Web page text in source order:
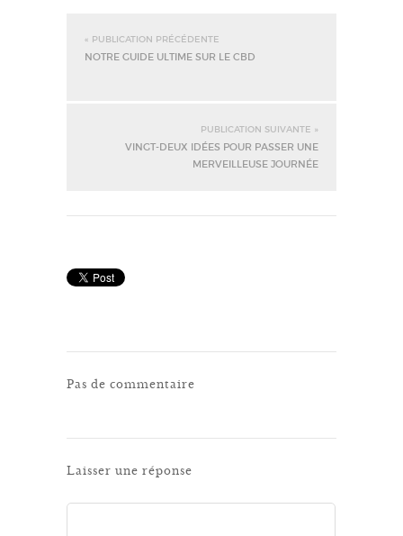
« PUBLICATION PRÉCÉDENTE
NOTRE GUIDE ULTIME SUR LE CBD
PUBLICATION SUIVANTE »
VINGT-DEUX IDÉES POUR PASSER UNE
MERVEILLEUSE JOURNÉE
Pas de commentaire
Laisser une réponse